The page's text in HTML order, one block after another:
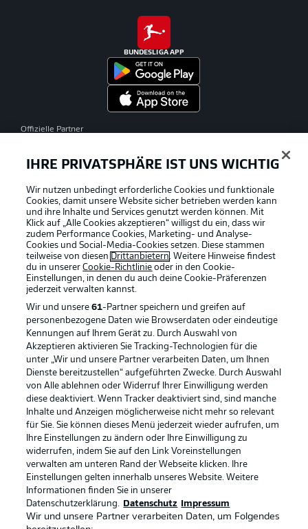
BUNDESLIGA APP
Offizielle Partner
Rechtliche Hinweise Voreinstellungen verwalten
Datenschutz Nutzungsbedingungen
Kontakt Jobs
Impressum Partner
Spieler Liveticker
AGB
IHRE PRIVATSPHÄRE IST UNS WICHTIG
Wir nutzen unbedingt erforderliche Cookies und funktionale
Cookies, damit unsere Website sicher betrieben werden kann
und ihre Inhalte und Services genutzt werden können. Mit
Klick auf „Alle Cookies akzeptieren“ willigst du ein, dass wir
zudem Performance Cookies, Marketing- und Analyse-
Cookies und Social-Media-Cookies setzen. Diese stammen
teilweise von diesen Drittanbietern. Weitere Hinweise findest
du in unsererCookie-Richtlinie oder in den Cookie-
Einstellungen, in denen du auch deine Cookie-Präferenzen
jederzeit verwalten kannst.
Wir und unsere61-Partner speichern und greifen auf
personenbezogene Daten wie Browserdaten oder eindeutige
Kennungen auf Ihrem Gerät zu. Durch Auswahl von
Akzeptieren aktivieren Sie Tracking-Technologien für die
unter „Wir und unsere Partner verarbeiten Daten, um Ihnen
Dienste bereitzustellen“ aufgeführten Zwecke. Durch Auswahl
von Alle ablehnen oder Widerruf Ihrer Einwilligung werden
diese deaktiviert. Wenn Tracker deaktiviert sind, sind manche
Inhalte und Anzeigen möglicherweise nicht mehr so relevant
für Sie. Sie können dieses Menü jederzeit wieder aufrufen, um
Ihre Einstellungen zu ändern oder Ihre Einwilligung zu
widerrufen, indem Sie auf den Link Voreinstellungen
verwalten am unteren Rand der Webseite klicken. Ihre
Einstellungen gelten innerhalb unseres Website. Weitere
Informationen finden Sie in unserer
Datenschutzerklärung.
Datenschutz Impressum
Wir und unsere Partner verarbeiten Daten, um Folgendes